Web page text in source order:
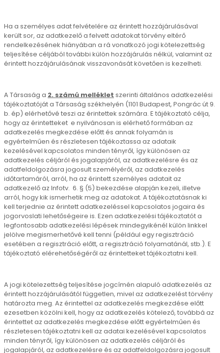
Ha a személyes adat felvételére az érintett hozzájárulásával
került sor, az adatkezelő a felvett adatokat törvény eltérő
rendelkezésének hiányában a rá vonatkozó jogi kötelezettség
teljesítése céljából további külön hozzájárulás nélkül, valamint az
érintett hozzájárulásának visszavonását követően is kezelheti.
A Társaság a 2. számú melléklet szerinti általános adatkezelési
tájékoztatóját a Társaság székhelyén (1101 Budapest, Pongrác út 9.
b. ép) elérhetővé teszi az érintettek számára. E tájékoztató célja,
hogy az érintetteket e nyilvánosan is elérhető formában az
adatkezelés megkezdése előtt és annak folyamán is
egyértelműen és részletesen tájékoztassa az adataik
kezelésével kapcsolatos minden tényről, így különösen az
adatkezelés céljáról és jogalapjáról, az adatkezelésre és az
adatfeldolgozásra jogosult személyéről, az adatkezelés
időtartamáról, arról, ha az érintett személyes adatait az
adatkezelő az Infotv. 6. § (5) bekezdése alapján kezeli, illetve
arról, hogy kik ismerhetik meg az adatokat. A tájékoztatásnak ki
kell terjednie az érintett adatkezeléssel kapcsolatos jogaira és
jogorvoslati lehetőségeire is. Ezen adatkezelési tájékoztatót a
legfontosabb adatkezelési lépések mindegyikénél külön linkkel
jelölve megismerhetővé kell tenni (például egy regisztráció
esetében a regisztráció előtt, a regisztráció folyamatánál, stb.). E
tájékoztató elérehetőségéről az érintetteket tájékoztatni kell.
A jogi kötelezettség teljesítése jogcímén alapuló adatkezelés az
érintett hozzájárulásától független, mivel az adatkezelést törvény
határozta meg. Az érintettel az adatkezelés megkezdése előtt
ezesetben közölni kell, hogy az adatkezelés kötelező, továbbá az
érintettet az adatkezelés megkezdése előtt egyértelműen és
részletesen tájékoztatni kell az adatai kezelésével kapcsolatos
minden tényről, így különösen az adatkezelés céljáról és
jogalapjáról, az adatkezelésre és az adatfeldolgozásra jogosult